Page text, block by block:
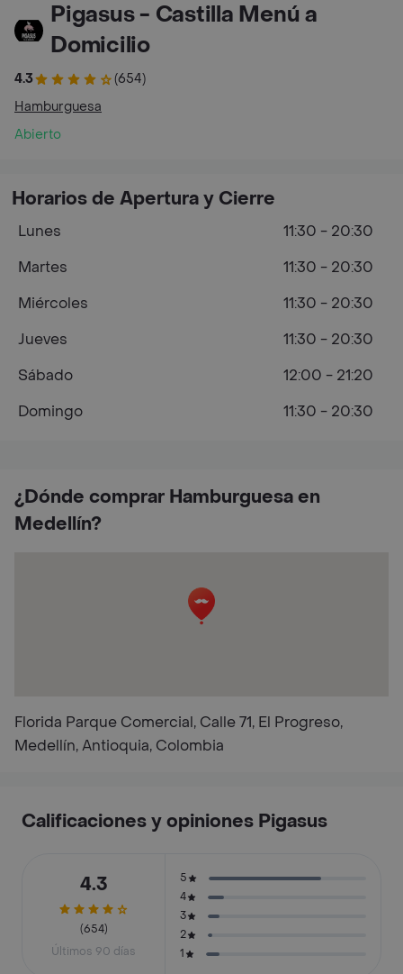
Pigasus - Castilla Menú a
Domicilio
4.3
(654)
Hamburguesa
Abierto
¿Dónde comprar Hamburguesa en
Medellín?
Florida Parque Comercial, Calle 71, El Progreso,
Medellín, Antioquia, Colombia
Horarios de Apertura y Cierre
Lunes
11:30 - 20:30
Martes
11:30 - 20:30
Miércoles
11:30 - 20:30
Jueves
11:30 - 20:30
Sábado
12:00 - 21:20
Domingo
11:30 - 20:30
Calificaciones y opiniones Pigasus
4.3
(654)
Últimos 90 días
5
4
3
2
1